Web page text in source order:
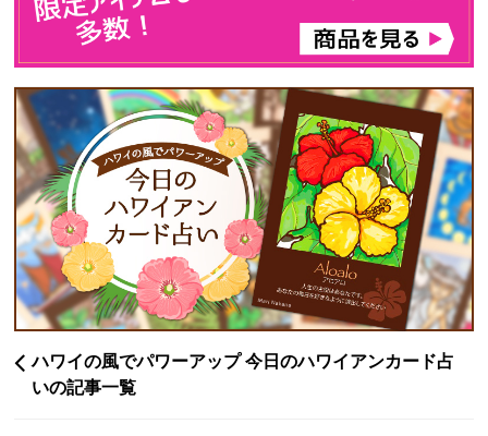
ハワイの風でパワーアップ 今日のハワイアンカード占
いの記事一覧